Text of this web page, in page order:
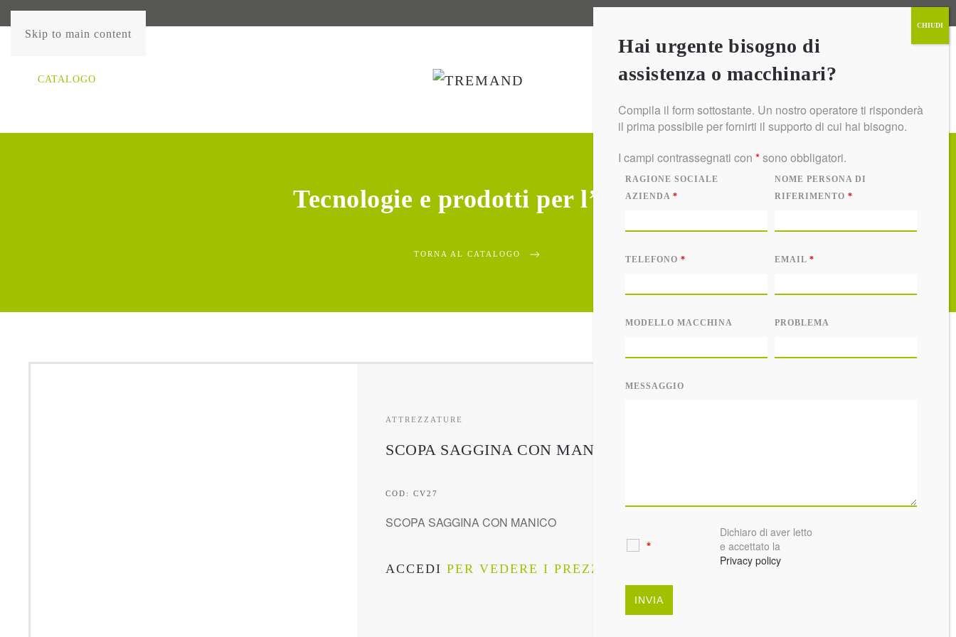
Skip to main content
CATALOGO
Tecnologie e prodotti per l’igiene
TORNA AL CATALOGO
ATTREZZATURE
SCOPA SAGGINA CON MANICO
COD: CV27
SCOPA SAGGINA CON MANICO
ACCEDI PER VEDERE I PREZZI
Hai urgente bisogno di
assistenza o macchinari?
Compila il form sottostante. Un nostro operatore ti risponderà
il prima possibile per fornirti il supporto di cui hai bisogno.
I campi contrassegnati con *sono obbligatori.
RAGIONE SOCIALE
AZIENDA *
NOME PERSONA DI
RIFERIMENTO *
TELEFONO * EMAIL *
MODELLO MACCHINA PROBLEMA
MESSAGGIO
*
Dichiaro di aver letto
e accettato la
Privacy policy